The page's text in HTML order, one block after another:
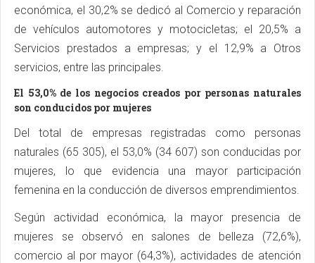
económica, el 30,2% se dedicó al Comercio y reparación
de vehículos automotores y motocicletas; el 20,5% a
Servicios prestados a empresas; y el 12,9% a Otros
servicios, entre las principales.
El 53,0% de los negocios creados por personas naturales
son conducidos por mujeres
Del total de empresas registradas como personas
naturales (65 305), el 53,0% (34 607) son conducidas por
mujeres, lo que evidencia una mayor participación
femenina en la conducción de diversos emprendimientos.
Según actividad económica, la mayor presencia de
mujeres se observó en salones de belleza (72,6%),
comercio al por mayor (64,3%), actividades de atención